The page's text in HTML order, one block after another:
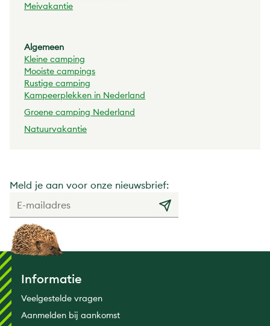
Meivakantie
Algemeen
Kleine camping
Mooiste campings
Rustige camping
Kampeerplekken in Nederland
Groene camping Nederland
Natuurvakantie
Meld je aan voor onze nieuwsbrief:
Informatie
Veelgestelde vragen
Aanmelden bij aankomst